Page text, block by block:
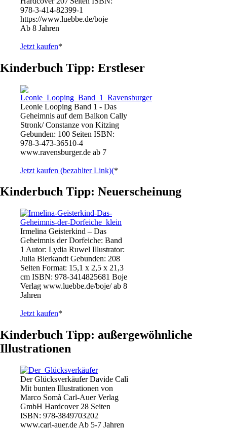
978-3-414-82399-1
https://www.luebbe.de/boje
Ab 8 Jahren
Jetzt kaufen*
Kinderbuch Tipp: Erstleser
Leonie Looping Band 1 - Das
Geheimnis auf dem Balkon Cally
Stronk/ Constanze von Kitzing
Gebunden: 100 Seiten ISBN:
978-3-473-36510-4
www.ravensburger.de ab 7
Jetzt kaufen (bezahlter Link)(*
Kinderbuch Tipp: Neuerscheinung
Irmelina Geisterkind – Das
Geheimnis der Dorfeiche: Band
1 Autor: Lydia Ruwel Illustrator:
Julia Bierkandt Gebunden: 208
Seiten Format: 15,1 x 2,5 x 21,3
cm ISBN: 978-3414825681 Boje
Verlag www.luebbe.de/boje/ ab 8
Jahren
Jetzt kaufen*
Kinderbuch Tipp: außergewöhnliche
Illustrationen
Der Glücksverkäufer Davide Calì
Mit bunten Illustrationen von
Marco Somà Carl-Auer Verlag
GmbH Hardcover 28 Seiten
ISBN: 978-3849703202
www.carl-auer.de Ab 5-7 Jahren